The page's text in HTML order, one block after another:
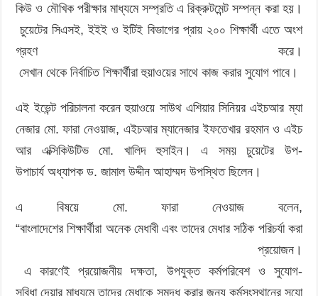
কিউ ও মৌখিক পরীক্ষার মাধ্যমে সম্প্রতি এ রিক্রুটমেন্ট সম্পন্ন করা হয়।
চুয়েটের সিএসই, ইইই ও ইটিই বিভাগের প্রায় ২০০ শিক্ষার্থী এতে অংশ
গ্রহণ করে।
সেখান থেকে নির্বাচিত শিক্ষার্থীরা হুয়াওয়ের সাথে কাজ করার সুযোগ পাবে।
এই ইভেন্ট পরিচালনা করেন হুয়াওয়ে সাউথ এশিয়ার সিনিয়র এইচআর ম্যা
নেজার মো. ফারা নেওয়াজ, এইচআর ম্যানেজার ইফতেখার রহমান ও এইচ
আর এক্সিকিউটিভ মো. খালিদ হুসাইন। এ সময় চুয়েটের উপ-
উপাচার্য অধ্যাপক ড. জামাল উদ্দীন আহাম্মদ উপস্থিত ছিলেন।
এ বিষয়ে মো. ফারা নেওয়াজ বলেন,
“বাংলাদেশের শিক্ষার্থীরা অনেক মেধাবী এবং তাদের মেধার সঠিক পরিচর্যা করা
প্রয়োজন।
এ কারণেই প্রয়োজনীয় দক্ষতা, উপযুক্ত কর্মপরিবেশ ও সুযোগ-
সুবিধা দেয়ার মাধ্যমে তাদের মেধাকে সমৃদ্ধ করার জন্য কর্মসংস্থানের সুযো